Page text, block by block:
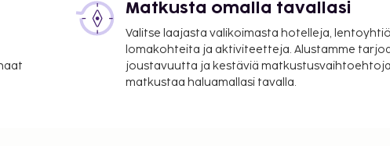
Matkusta omalla tavallasi
Valitse laajasta valikoimasta hotelleja,
lomakohteita ja aktiviteetteja. Alustamme
joustavuutta ja kestäviä
matkustaa haluamallasi tavalla.